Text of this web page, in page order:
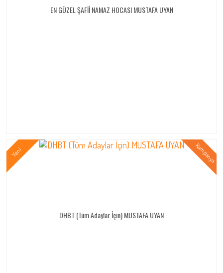
EN GÜZEL ŞAFİİ NAMAZ HOCASI MUSTAFA UYAN
DHBT (Tüm Adaylar İçin) MUSTAFA UYAN